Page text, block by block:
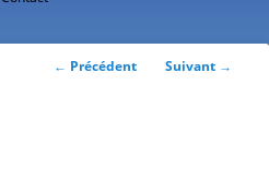
Navigation
← Précédent Suivant →